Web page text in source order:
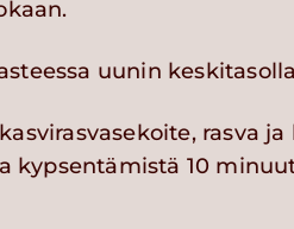
uunin
rasva
kypsentämistä 10